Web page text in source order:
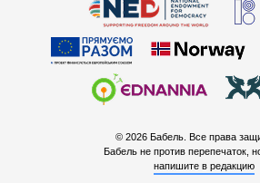
© 2026 Бабель. Все права
Бабель не против перепечаток,
напишите в редакцию